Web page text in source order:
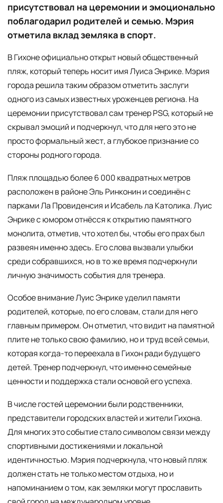
присутствовал на церемонии и эмоционально
поблагодарил родителей и семью. Мэрия
отметила вклад земляка в спорт.
В Гихоне официально открыт новый общественный
пляж, который теперь носит имя Луиса Энрике. Мэрия
города решила таким образом отметить заслуги
одного из самых известных уроженцев региона. На
церемонии присутствовал сам тренер PSG, который не
скрывал эмоций и подчеркнул, что для него это не
просто формальный жест, а глубокое признание со
стороны родного города.
Пляж площадью более 6 000 квадратных метров
расположен в районе Эль Ринконин и соединён с
парками Ла Провиденсия и Исабель ла Католика. Луис
Энрике с юмором отнёсся к открытию памятного
монолита, отметив, что хотел бы, чтобы его прах был
развеян именно здесь. Его слова вызвали улыбки
среди собравшихся, но в то же время подчеркнули
личную значимость события для тренера.
Особое внимание Луис Энрике уделил памяти
родителей, которые, по его словам, стали для него
главным примером. Он отметил, что видит на памятной
плите не только свою фамилию, но и труд всей семьи,
которая когда-то переехала в Гихон ради будущего
детей. Тренер подчеркнул, что именно семейные
ценности и поддержка стали основой его успеха.
В числе гостей церемонии были родственники,
представители городских властей и жители Гихона.
Для многих это событие стало символом связи между
спортивными достижениями и локальной
идентичностью. Мэрия подчеркнула, что новый пляж
должен стать не только местом отдыха, но и
напоминанием о том, как земляки могут прославить